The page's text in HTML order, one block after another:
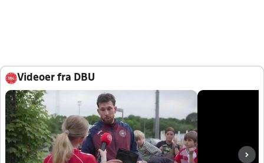
Videoer fra DBU